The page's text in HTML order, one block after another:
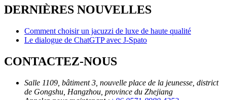
DERNIÈRES NOUVELLES
Comment choisir un jacuzzi de luxe de haute qualité
Le dialogue de ChatGTP avec J-Spato
CONTACTEZ-NOUS
Salle 1109, bâtiment 3, nouvelle place de la jeunesse, district
de Gongshu, Hangzhou, province du Zhejiang